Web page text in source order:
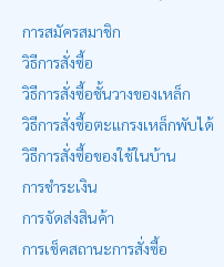
การสมัครสมาชิก
วิธีการสั่งซื้อ
วิธีการสั่งซื้อชั้นวางของเหล็ก
วิธีการสั่งซื้อตะแกรงเหล็กพับได้
วิธีการสั่งซื้อของใช้ในบ้าน
การชำระเงิน
การจัดส่งสินค้า
การเช็คสถานะการสั่งซื้อ